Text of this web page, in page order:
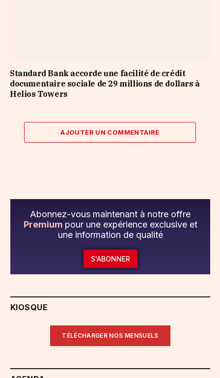
Standard Bank accorde une facilité de crédit
documentaire sociale de 29 millions de dollars à
Helios Towers
AJOUTER UN COMMENTAIRE
Abonnez-vous maintenant à notre offre
Premium pour une expérience exclusive et
une information de qualité
S'ABONNER
KIOSQUE
TÉLÉCHARGER NOS MENSUELS